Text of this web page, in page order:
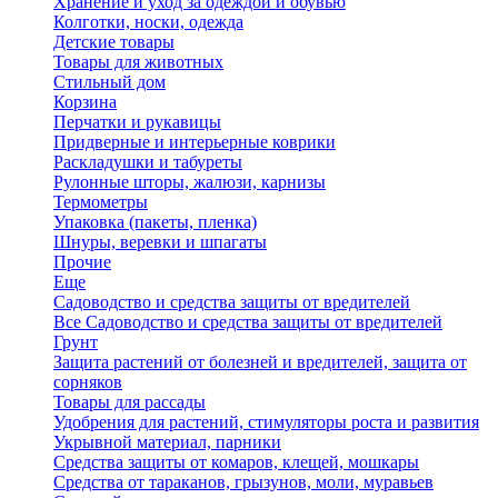
Колготки, носки, одежда
Детские товары
Товары для животных
Стильный дом
Корзина
Перчатки и рукавицы
Придверные и интерьерные коврики
Раскладушки и табуреты
Рулонные шторы, жалюзи, карнизы
Термометры
Упаковка (пакеты, пленка)
Шнуры, веревки и шпагаты
Прочие
Еще
Садоводство и средства защиты от вредителей
Все Садоводство и средства защиты от вредителей
Грунт
Защита растений от болезней и вредителей, защита от
сорняков
Товары для рассады
Удобрения для растений, стимуляторы роста и развития
Укрывной материал, парники
Средства защиты от комаров, клещей, мошкары
Средства от тараканов, грызунов, моли, муравьев